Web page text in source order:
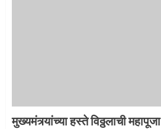
मुख्यमंत्र्यांच्या हस्ते विठ्ठलाची महापूजा